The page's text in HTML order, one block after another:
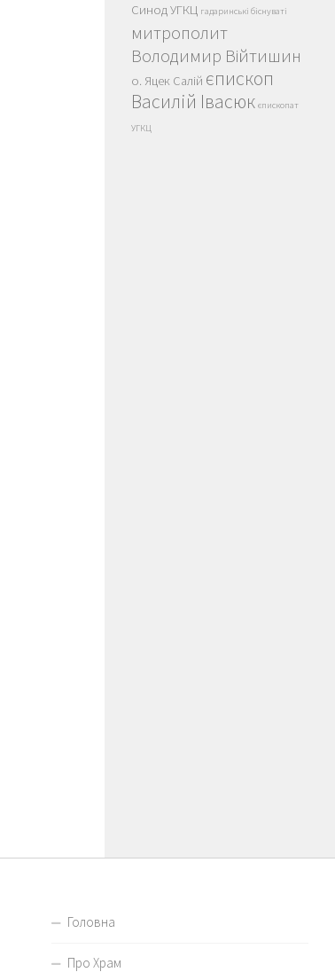
Синод УГКЦ гадаринські біснуваті
митрополит
Володимир Війтишин
о. Яцек Салій єпископ
Василій Івасюк єпископат
УГКЦ
Головна
Про Храм